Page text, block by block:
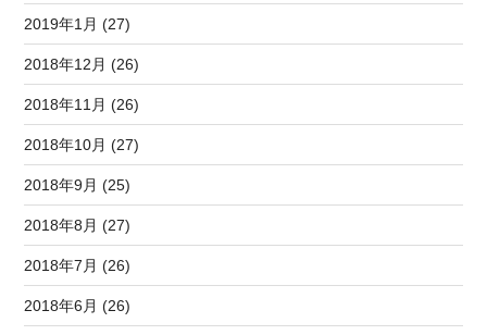
2019年1月 (27)
2018年12月 (26)
2018年11月 (26)
2018年10月 (27)
2018年9月 (25)
2018年8月 (27)
2018年7月 (26)
2018年6月 (26)